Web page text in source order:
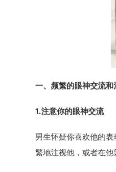
一、频繁的眼神交流和
1.注意你的眼神交流
男生怀疑你喜欢他的
繁地注视他，或者在他